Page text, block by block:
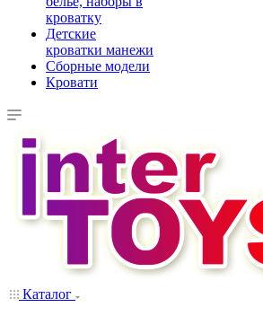
кроватку
Детские
кроватки манежи
Сборные модели
Кровати
Каталог